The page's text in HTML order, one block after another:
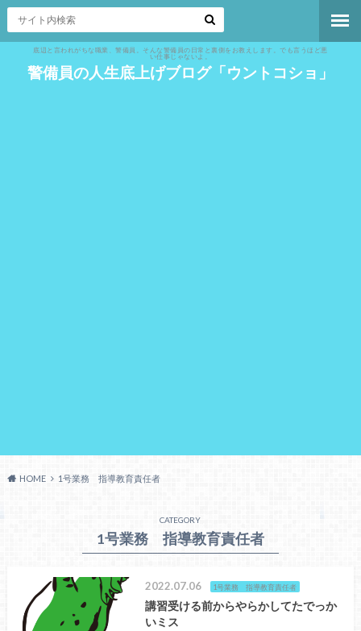
底辺と言われがちな職業、警備員。そんな警備員の日常と裏側をお教えします。でも言うほど悪
い仕事じゃないよ。
警備員の人生底上げブログ「ウントコショ」
HOME 1号業務 指導教育責任者
CATEGORY
1号業務 指導教育責任者
2022.07.06 1号業務 指導教育責任者
講習受ける前からやらかしてたでっか
いミス